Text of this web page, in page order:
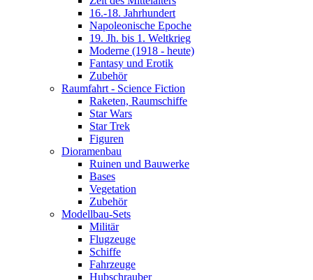
16.-18. Jahrhundert
Napoleonische Epoche
19. Jh. bis 1. Weltkrieg
Moderne (1918 - heute)
Fantasy und Erotik
Zubehör
Raumfahrt - Science Fiction
Raketen, Raumschiffe
Star Wars
Star Trek
Figuren
Dioramenbau
Ruinen und Bauwerke
Bases
Vegetation
Zubehör
Modellbau-Sets
Militär
Flugzeuge
Schiffe
Fahrzeuge
Hubschrauber